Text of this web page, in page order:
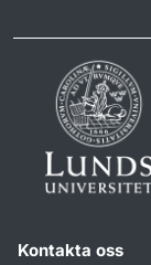
Kontakta oss